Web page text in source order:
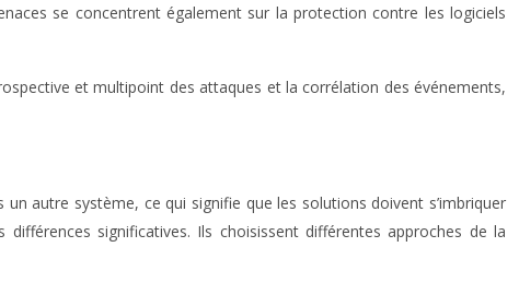
se concentrent également sur la protection contre les logiciels
et multipoint des attaques et la corrélation des événements,
autre système, ce qui signifie que les solutions doivent s’imbriquer
significatives. Ils choisissent différentes approches de la